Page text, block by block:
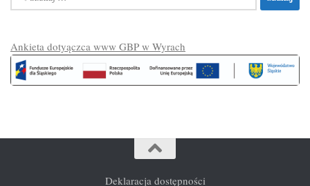
Ankieta dotyączca www GBP w Wyrach
Deklaracja dostępności